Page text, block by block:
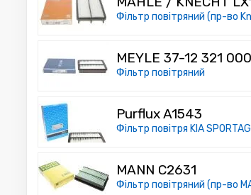
Фільтр повітряний (пр-во
MEYLE 37-12 321
Фільтр повітряний
Purflux A1543
Фільтр повітря KIA
MANN C2631
Фільтр повітряний (пр-во